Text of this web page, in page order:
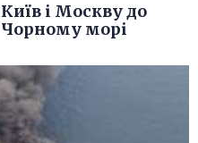
і Москву до
морі